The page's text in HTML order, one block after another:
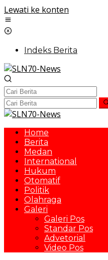
Lewati ke konten
Indeks Berita
Home
Berita
Medan
International
Hukum
Otomatif
Politik
Olahraga
Galeri
Galeri Pos
Standar Pos
Advetorial
Video Pos